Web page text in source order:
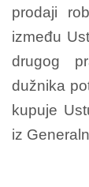
prodaji
između
drugog
dužnika
kupuje
iz